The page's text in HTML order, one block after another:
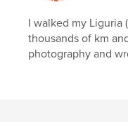
ISBN
Copertina rigida
I walked my Liguria
thousands of km
photography and